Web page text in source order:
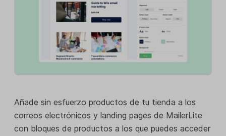
Añade sin esfuerzo productos de tu tienda a los
correos electrónicos y landing pages de MailerLite
con bloques de productos a los que puedes acceder